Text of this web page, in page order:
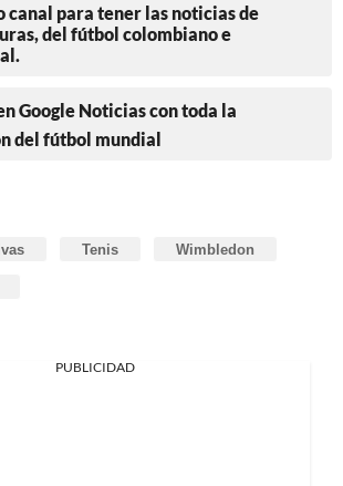
canal para tener las noticias de
del fútbol colombiano e
Google Noticias con toda la
del fútbol mundial
Tenis Wimbledon
PUBLICIDAD